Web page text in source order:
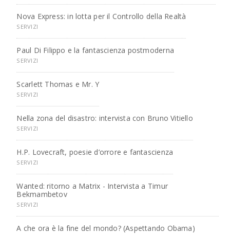
Nova Express: in lotta per il Controllo della Realtà
SERVIZI
Paul Di Filippo e la fantascienza postmoderna
SERVIZI
Scarlett Thomas e Mr. Y
SERVIZI
Nella zona del disastro: intervista con Bruno Vitiello
SERVIZI
H.P. Lovecraft, poesie d’orrore e fantascienza
SERVIZI
Wanted: ritorno a Matrix - Intervista a Timur
Bekmambetov
SERVIZI
A che ora è la fine del mondo? (Aspettando Obama)